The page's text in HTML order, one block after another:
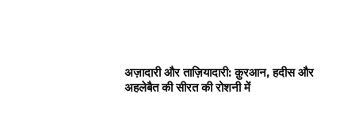
अज़ादारी और ताज़ियादारी: क़ुरआन, हदीस और
अहलेबैत की सीरत की रोशनी में